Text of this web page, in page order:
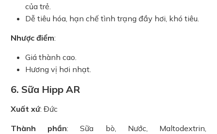
của trẻ.
Dễ tiêu hóa, hạn chế tình trạng đầy hơi, khó tiêu.
Nhược điểm:
Giá thành cao.
Hương vị hơi nhạt.
6. Sữa Hipp AR
Xuất xứ: Đức
Thành phần: Sữa bò, Nước, Maltodextrin,